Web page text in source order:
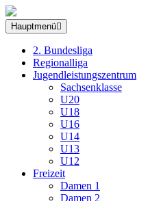
Hauptmenü
2. Bundesliga
Regionalliga
Jugendleistungszentrum
Sachsenklasse
U20
U18
U16
U14
U13
U12
Freizeit
Damen 1
Damen 2